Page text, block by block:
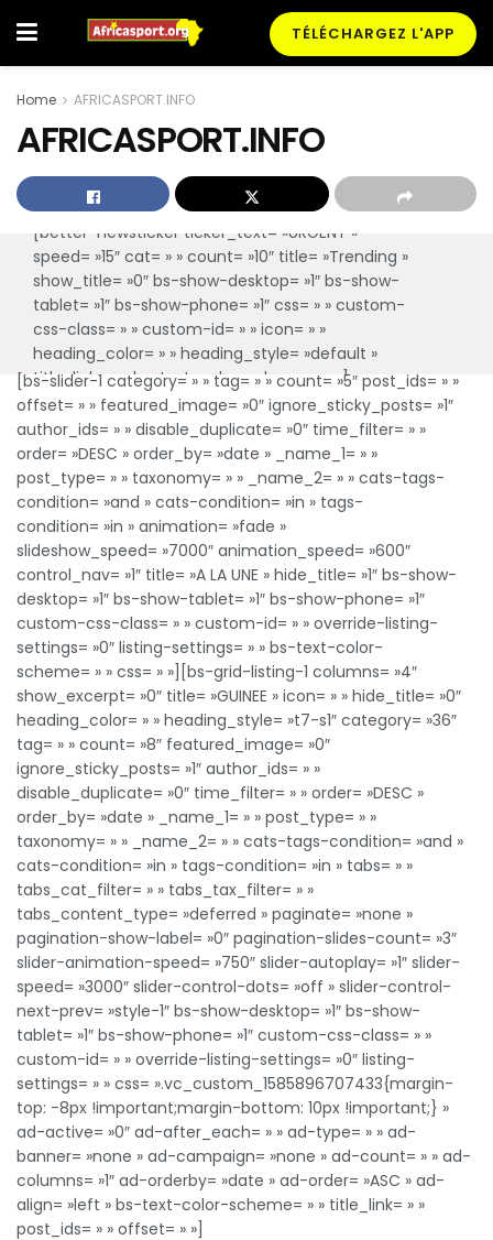
TÉLÉCHARGEZ L'APP
Home AFRICASPORT.INFO
AFRICASPORT.INFO
[better-newsticker ticker_text= »URGENT »
speed= »15″ cat= » » count= »10″ title= »Trending »
show_title= »0″ bs-show-desktop= »1″ bs-show-
tablet= »1″ bs-show-phone= »1″ css= » » custom-
css-class= » » custom-id= » » icon= » »
heading_color= » » heading_style= »default »
title_link= » » bs-text-color-scheme= » »]
[bs-slider-1 category= » » tag= » » count= »5″ post_ids= » »
offset= » » featured_image= »0″ ignore_sticky_posts= »1″
author_ids= » » disable_duplicate= »0″ time_filter= » »
order= »DESC » order_by= »date » _name_1= » »
post_type= » » taxonomy= » » _name_2= » » cats-tags-
condition= »and » cats-condition= »in » tags-
condition= »in » animation= »fade »
slideshow_speed= »7000″ animation_speed= »600″
control_nav= »1″ title= »A LA UNE » hide_title= »1″ bs-show-
desktop= »1″ bs-show-tablet= »1″ bs-show-phone= »1″
custom-css-class= » » custom-id= » » override-listing-
settings= »0″ listing-settings= » » bs-text-color-
scheme= » » css= » »][bs-grid-listing-1 columns= »4″
show_excerpt= »0″ title= »GUINEE » icon= » » hide_title= »0″
heading_color= » » heading_style= »t7-s1″ category= »36″
tag= » » count= »8″ featured_image= »0″
ignore_sticky_posts= »1″ author_ids= » »
disable_duplicate= »0″ time_filter= » » order= »DESC »
order_by= »date » _name_1= » » post_type= » »
taxonomy= » » _name_2= » » cats-tags-condition= »and »
cats-condition= »in » tags-condition= »in » tabs= » »
tabs_cat_filter= » » tabs_tax_filter= » »
tabs_content_type= »deferred » paginate= »none »
pagination-show-label= »0″ pagination-slides-count= »3″
slider-animation-speed= »750″ slider-autoplay= »1″ slider-
speed= »3000″ slider-control-dots= »off » slider-control-
next-prev= »style-1″ bs-show-desktop= »1″ bs-show-
tablet= »1″ bs-show-phone= »1″ custom-css-class= » »
custom-id= » » override-listing-settings= »0″ listing-
settings= » » css= ».vc_custom_1585896707433{margin-
top: -8px !important;margin-bottom: 10px !important;} »
ad-active= »0″ ad-after_each= » » ad-type= » » ad-
banner= »none » ad-campaign= »none » ad-count= » » ad-
columns= »1″ ad-orderby= »date » ad-order= »ASC » ad-
align= »left » bs-text-color-scheme= » » title_link= » »
post_ids= » » offset= » »]